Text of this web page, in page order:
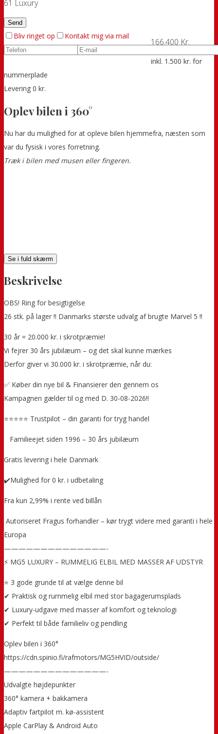
61 Luxury
Bliv ringet op Kontakt mig via mail
166.400 Kr.
inkl. 1.500 kr. for
nummerplade
Levering 0 kr.
Oplev bilen i 360°
Nu har du mulighed for at opleve bilen hjemmefra, næsten som
var du fysisk i vores forretning.
Træk i bilen med musen eller fingeren.
Se i fuld skærm
Beskrivelse
OBS! Ring for besigtigelse
26 stk. på lager !! Danmarks største udvalg af brugte Marvel 5 !!
30 år = 20.000 kr. i skrotpræmie!
Vi fejrer 30 års jubilæum – og det skal kunne mærkes
Derfor giver vi 30.000 kr. i skrotpræmie, når du:
✅ Køber din nye bil & Finansierer den gennem os
Kampagnen gælder til og med D. 30-08-2026!!
⭐⭐⭐⭐⭐ Trustpilot – din garanti for tryg handel
‍ ‍ ‍ Familieejet siden 1996 – 30 års jubilæum
Gratis levering i hele Danmark
✔️Mulighed for 0 kr. i udbetaling
Fra kun 2,99% i rente ved billån
️ Autoriseret Fragus forhandler – kør trygt videre med garanti i hele
Europa
——————————————-
⚡ MG5 LUXURY – RUMMELIG ELBIL MED MASSER AF UDSTYR
⭐ 3 gode grunde til at vælge denne bil
✔ Praktisk og rummelig elbil med stor bagagerumsplads
✔ Luxury-udgave med masser af komfort og teknologi
✔ Perfekt til både familieliv og pendling
Oplev bilen i 360°
https://cdn.spinio.fi/rafmotors/MG5HVID/outside/
——————————————-
Udvalgte højdepunkter
360° kamera + bakkamera
Adaptiv fartpilot m. kø-assistent
Apple CarPlay & Android Auto